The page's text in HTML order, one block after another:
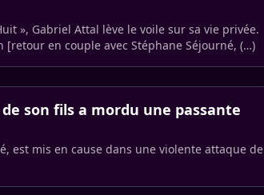
», Gabriel Attal lève le voile sur sa vie privée.
[retour en couple avec Stéphane Séjourné, (…)
son fils a mordu une passante
est mis en cause dans une violente attaque de